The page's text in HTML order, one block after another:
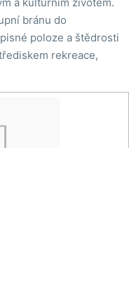
bránu do
poloze a štědrosti
rekreace,